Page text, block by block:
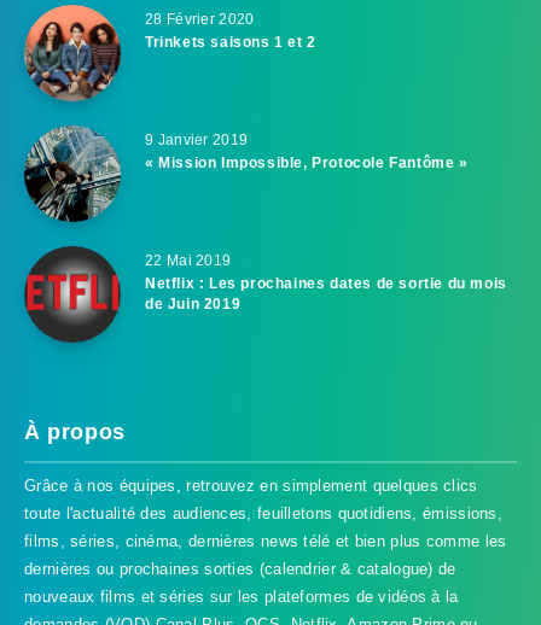
28 Février 2020
Trinkets saisons 1 et 2
9 Janvier 2019
« Mission Impossible, Protocole Fantôme »
22 Mai 2019
Netflix : Les prochaines dates de sortie du mois
de Juin 2019
À propos
Grâce à nos équipes, retrouvez en simplement quelques clics
toute l'actualité des audiences, feuilletons quotidiens, émissions,
films, séries, cinéma, dernières news télé et bien plus comme les
dernières ou prochaines sorties (calendrier & catalogue) de
nouveaux films et séries sur les plateformes de vidéos à la